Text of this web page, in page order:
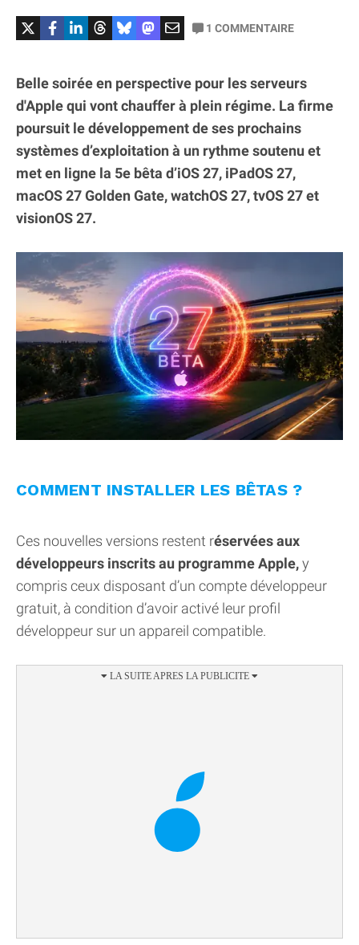
1 COMMENTAIRE
Belle soirée en perspective pour les serveurs
d'Apple qui vont chauffer à plein régime. La firme
poursuit le développement de ses prochains
systèmes d’exploitation à un rythme soutenu et
met en ligne la 5e bêta d’iOS 27, iPadOS 27,
macOS 27 Golden Gate, watchOS 27, tvOS 27 et
visionOS 27.
COMMENT INSTALLER LES BÊTAS ?
Ces nouvelles versions restent réservées aux
développeurs inscrits au programme Apple,y
compris ceux disposant d’un compte développeur
gratuit, à condition d’avoir activé leur profil
développeur sur un appareil compatible.